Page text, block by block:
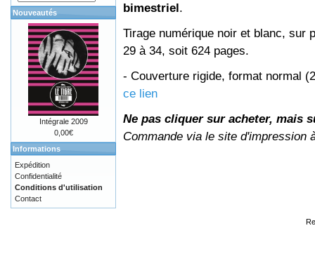
bimestriel.
Tirage numérique noir et blanc, sur
29 à 34, soit 624 pages.
- Couverture rigide, format normal
ce lien
Ne pas cliquer sur acheter, mais
Commande via le site d'impression
Nouveautés
Intégrale 2009
0,00€
Informations
Expédition
Confidentialité
Conditions d'utilisation
Contact